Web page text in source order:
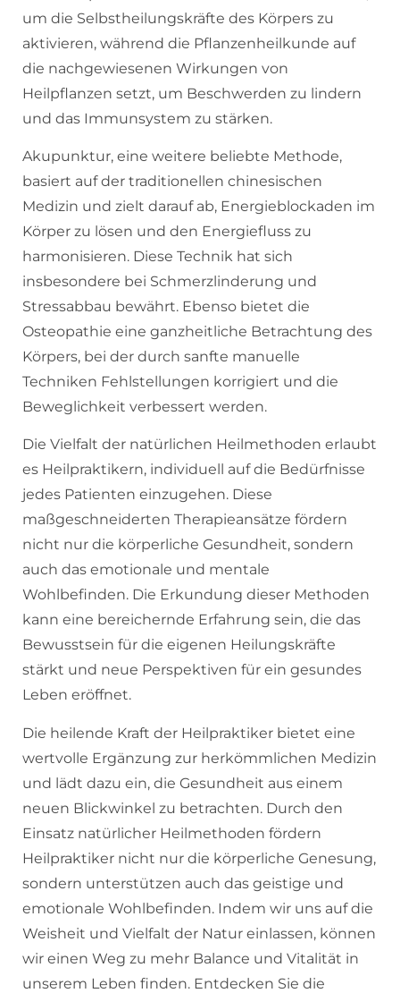
um die Selbstheilungskräfte des Körpers zu
aktivieren, während die Pflanzenheilkunde auf
die nachgewiesenen Wirkungen von
Heilpflanzen setzt, um Beschwerden zu lindern
und das Immunsystem zu stärken.
Akupunktur, eine weitere beliebte Methode,
basiert auf der traditionellen chinesischen
Medizin und zielt darauf ab, Energieblockaden im
Körper zu lösen und den Energiefluss zu
harmonisieren. Diese Technik hat sich
insbesondere bei Schmerzlinderung und
Stressabbau bewährt. Ebenso bietet die
Osteopathie eine ganzheitliche Betrachtung des
Körpers, bei der durch sanfte manuelle
Techniken Fehlstellungen korrigiert und die
Beweglichkeit verbessert werden.
Die Vielfalt der natürlichen Heilmethoden erlaubt
es Heilpraktikern, individuell auf die Bedürfnisse
jedes Patienten einzugehen. Diese
maßgeschneiderten Therapieansätze fördern
nicht nur die körperliche Gesundheit, sondern
auch das emotionale und mentale
Wohlbefinden. Die Erkundung dieser Methoden
kann eine bereichernde Erfahrung sein, die das
Bewusstsein für die eigenen Heilungskräfte
stärkt und neue Perspektiven für ein gesundes
Leben eröffnet.
Die heilende Kraft der Heilpraktiker bietet eine
wertvolle Ergänzung zur herkömmlichen Medizin
und lädt dazu ein, die Gesundheit aus einem
neuen Blickwinkel zu betrachten. Durch den
Einsatz natürlicher Heilmethoden fördern
Heilpraktiker nicht nur die körperliche Genesung,
sondern unterstützen auch das geistige und
emotionale Wohlbefinden. Indem wir uns auf die
Weisheit und Vielfalt der Natur einlassen, können
wir einen Weg zu mehr Balance und Vitalität in
unserem Leben finden. Entdecken Sie die